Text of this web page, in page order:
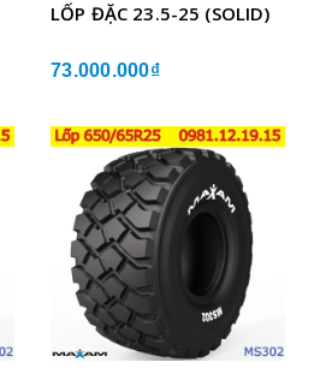
LỐP ĐẶC 23.5-25 (SOLID)
73.000.000₫